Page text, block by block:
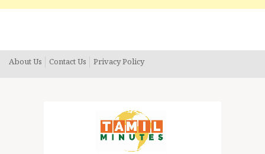
About Us Contact Us Privacy Policy